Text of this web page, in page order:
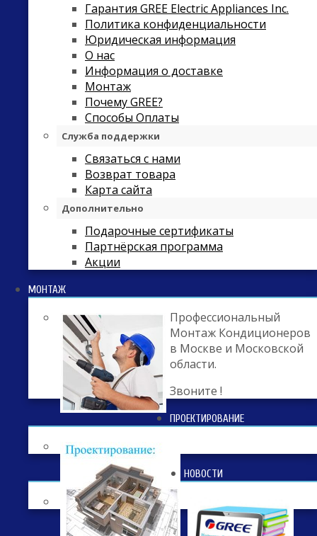
Гарантия GREE Electric Appliances Inc.
Политика конфиденциальности
Юридическая информация
О нас
Информация о доставке
Монтаж
Почему GREE?
Способы Оплаты
Служба поддержки
Связаться с нами
Возврат товара
Карта сайта
Дополнительно
Подарочные сертификаты
Партнёрская программа
Акции
МОНТАЖ
Профессиональный
Монтаж Кондиционеров
в Москве и Московской
области.
Звоните !
ПРОЕКТИРОВАНИЕ
НОВОСТИ